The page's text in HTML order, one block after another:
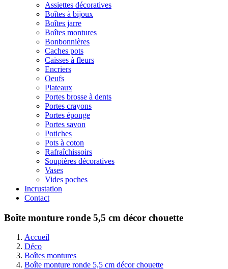
Assiettes décoratives
Boîtes à bijoux
Boîtes jarre
Boîtes montures
Bonbonnières
Caches pots
Caisses à fleurs
Encriers
Oeufs
Plateaux
Portes brosse à dents
Portes crayons
Portes éponge
Portes savon
Potiches
Pots à coton
Rafraîchissoirs
Soupières décoratives
Vases
Vides poches
Incrustation
Contact
Boîte monture ronde 5,5 cm décor chouette
Accueil
Déco
Boîtes montures
Boîte monture ronde 5,5 cm décor chouette